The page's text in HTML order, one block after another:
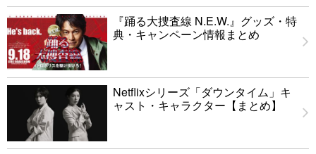
『踊る大捜査線 N.E.W.』グッズ・特
典・キャンペーン情報まとめ
Netflixシリーズ「ダウンタイム」キ
ャスト・キャラクター【まとめ】